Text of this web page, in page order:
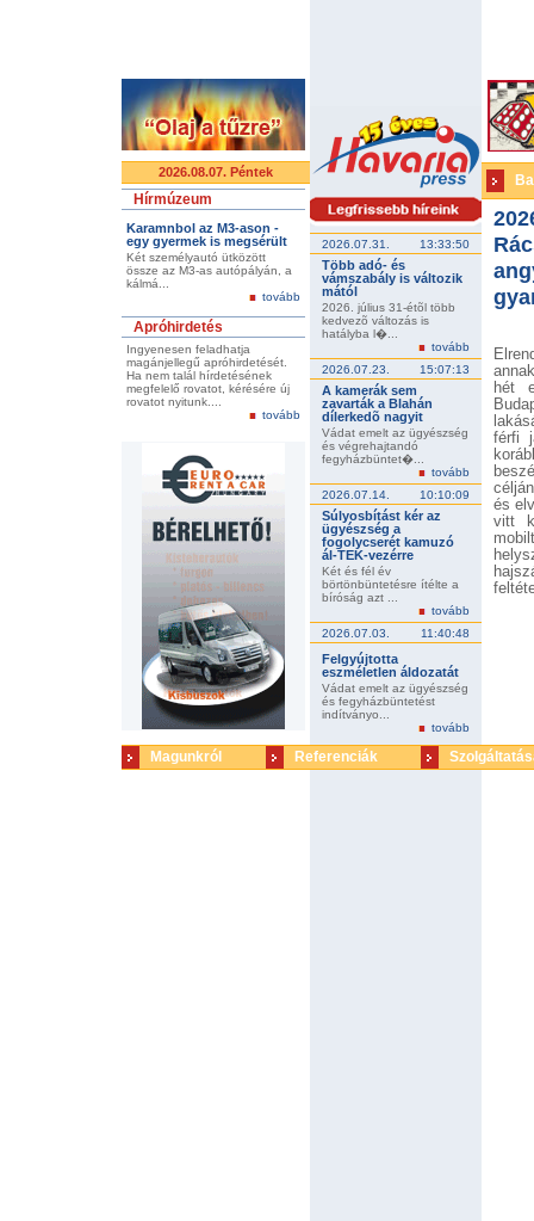
2026.08.07. Péntek
Hírmúzeum
Karamnbol az M3-ason -
egy gyermek is megsérült
Két személyautó ütközött
össze az M3-as autópályán, a
kálmá...
tovább
Apróhirdetés
Ingyenesen feladhatja
magánjellegű apróhirdetését.
Ha nem talál hírdetésének
megfelelő rovatot, kérésére új
rovatot nyitunk....
tovább
2026.07.31. 13:33:50
Több adó- és
vámszabály is változik
mától
2026. július 31-étõl több
kedvezõ változás is
hatályba l�...
tovább
2026.07.23.
15:07:13
A kamerák sem
zavarták a Blahán
dílerkedõ nagyit
Vádat emelt az ügyészség
és végrehajtandó
fegyházbüntet�...
tovább
2026.07.14.
10:10:09
Súlyosbítást kér az
ügyészség a
fogolycserét kamuzó
ál-TEK-vezérre
Két és fél év
börtönbüntetésre ítélte a
bíróság azt ...
tovább
2026.07.03.
11:40:48
Felgyújtotta
eszméletlen áldozatát
Vádat emelt az ügyészség
és fegyházbüntetést
indítványo...
tovább
hét
férfi
és
vitt
Magunkról Referenciák